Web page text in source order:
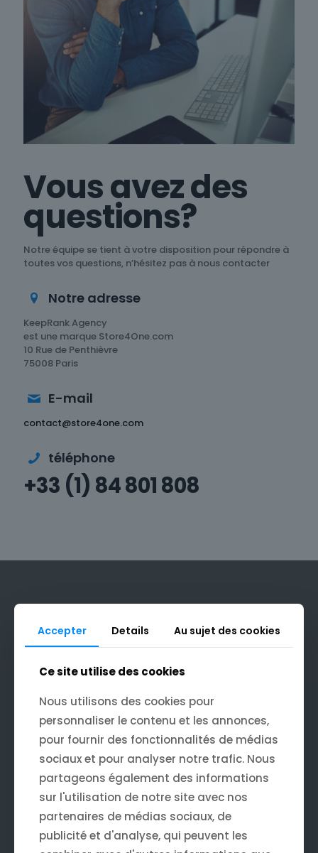
Vous avez des
questions?
Notre équipe se tient à votre disposition pour répondre à
toutes vos questions, n’hésitez pas à nous contacter
Notre adresse
KeepRank Agency
est une marque Store4One.com
10 Rue de Penthièvre
75008 Paris
E-mail
contact@store4one.com
téléphone
+33 (1) 84 801 808
Accueil
Audit seo
Blog
Boutique
Création de Blog
Création de boutique Shopify
Création de contenu
Création de fiches produits ecommerce
Création de pages satellites
Creative Studio
Développements modules Wordpress
E+Réputation
Equipe
Faq
Google ads
Accepter Details Au sujet des cookies
Ce site utilise des cookies
Nous utilisons des cookies pour
personnaliser le contenu et les annonces,
pour fournir des fonctionnalités de médias
sociaux et pour analyser notre trafic. Nous
partageons également des informations
sur l'utilisation de notre site avec nos
partenaires de médias sociaux, de
publicité et d'analyse, qui peuvent les